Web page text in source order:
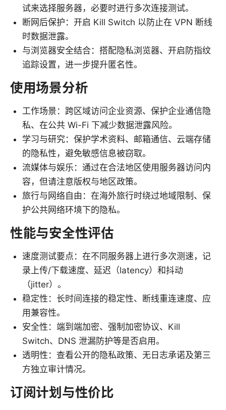
试来选择服务器，必要时进行多次连接测试。
断网后保护：开启 Kill Switch 以防止在 VPN 断线
时数据泄露。
与浏览器安全结合：搭配隐私浏览器、开启防指纹
追踪设置，进一步提升匿名性。
使用场景分析
工作场景：跨区域访问企业资源、保护企业通信隐
私、在公共 Wi-Fi 下减少数据泄露风险。
学习与研究：保护学术资料、邮箱通信、云端存储
的隐私性，避免敏感信息被窃取。
流媒体与娱乐：通过在合法地区使用服务器访问内
容，但请注意版权与地区政策。
旅行与网络自由：在海外旅行时绕过地域限制、保
护公共网络环境下的隐私。
性能与安全性评估
速度测试要点：在不同服务器上进行多次测速，记
录上传/下载速度、延迟（latency）和抖动
（jitter）。
稳定性：长时间连接的稳定性、断线重连速度、应
用兼容性。
安全性：端到端加密、强制加密协议、Kill
Switch、DNS 泄漏防护等是否启用。
透明性：查看公开的隐私政策、无日志承诺及第三
方独立审计情况。
订阅计划与性价比